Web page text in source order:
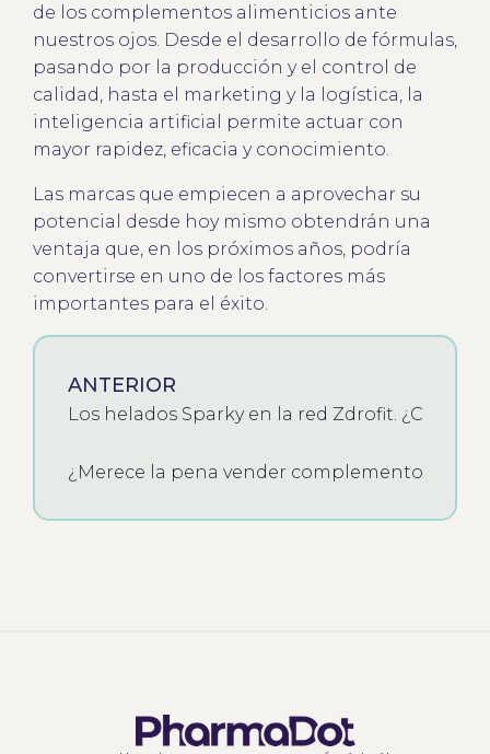
de los complementos alimenticios ante
nuestros ojos. Desde el desarrollo de fórmulas,
pasando por la producción y el control de
calidad, hasta el marketing y la logística, la
inteligencia artificial permite actuar con
mayor rapidez, eficacia y conocimiento.
Las marcas que empiecen a aprovechar su
potencial desde hoy mismo obtendrán una
ventaja que, en los próximos años, podría
convertirse en uno de los factores más
importantes para el éxito.
ANTERIOR
Los helados Sparky en la red Zdrofit. ¿Cómo
¿Merece la pena vender complementos